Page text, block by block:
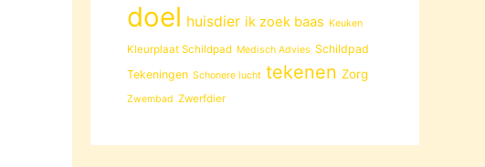
doel huisdier ik zoek baas Keuken
Kleurplaat Schildpad Medisch Advies Schildpad
Tekeningen Schonere lucht tekenen Zorg
Zwembad Zwerfdier